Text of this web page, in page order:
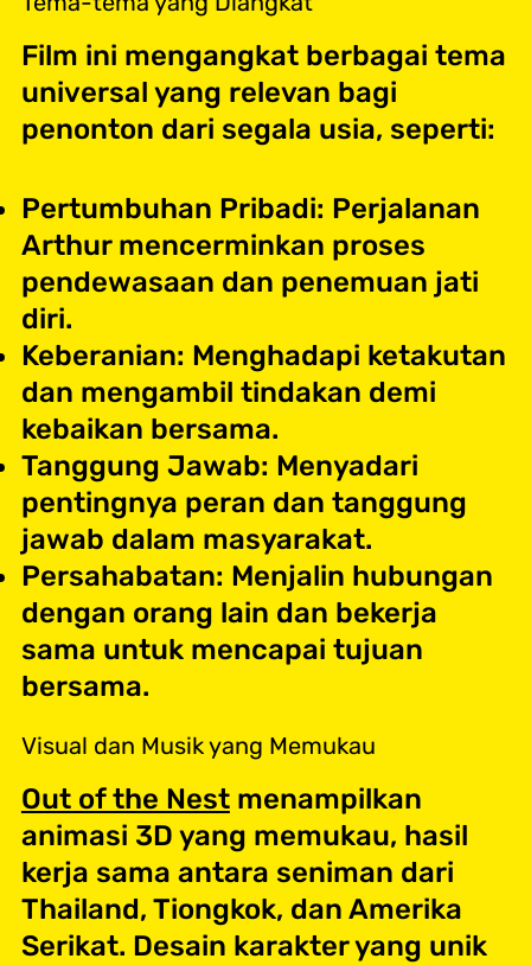
Film ini mengangkat berbagai tema
universal yang relevan bagi
penonton dari segala usia, seperti:
Pertumbuhan Pribadi: Perjalanan
Arthur mencerminkan proses
pendewasaan dan penemuan jati
diri.
Keberanian: Menghadapi ketakutan
dan mengambil tindakan demi
kebaikan bersama.
Tanggung Jawab: Menyadari
pentingnya peran dan tanggung
jawab dalam masyarakat.
Persahabatan: Menjalin hubungan
dengan orang lain dan bekerja
sama untuk mencapai tujuan
bersama.
Visual dan Musik yang Memukau
Out of the Nestmenampilkan
animasi 3D yang memukau, hasil
kerja sama antara seniman dari
Thailand, Tiongkok, dan Amerika
Serikat. Desain karakter yang unik